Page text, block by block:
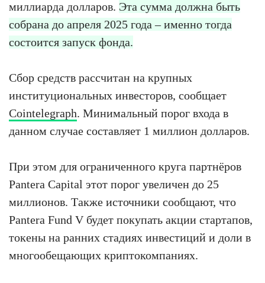
миллиарда долларов. Эта сумма должна быть
собрана до апреля 2025 года – именно тогда
состоится запуск фонда.
Сбор средств рассчитан на крупных
институциональных инвесторов, сообщает
Cointelegraph. Минимальный порог входа в
данном случае составляет 1 миллион долларов.
При этом для ограниченного круга партнёров
Pantera Capital этот порог увеличен до 25
миллионов. Также источники сообщают, что
Pantera Fund V будет покупать акции стартапов,
токены на ранних стадиях инвестиций и доли в
многообещающих криптокомпаниях.